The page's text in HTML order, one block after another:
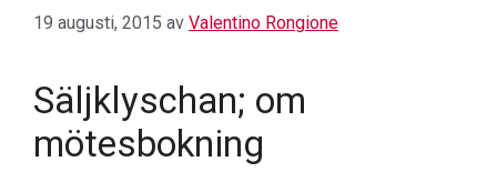
19 augusti, 2015 av Valentino Rongione
Säljklyschan; om
mötesbokning